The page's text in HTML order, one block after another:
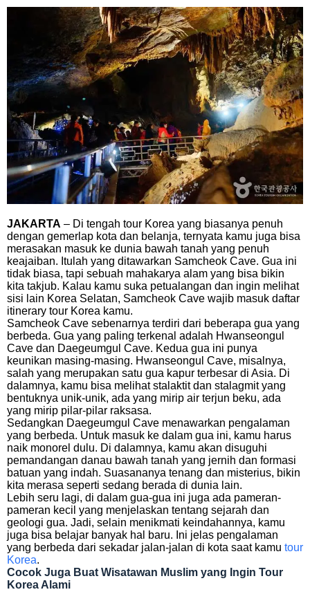
JAKARTA – Di tengah tour Korea yang biasanya penuh
dengan gemerlap kota dan belanja, ternyata kamu juga bisa
merasakan masuk ke dunia bawah tanah yang penuh
keajaiban. Itulah yang ditawarkan Samcheok Cave. Gua ini
tidak biasa, tapi sebuah mahakarya alam yang bisa bikin
kita takjub. Kalau kamu suka petualangan dan ingin melihat
sisi lain Korea Selatan, Samcheok Cave wajib masuk daftar
itinerary tour Korea kamu.
Samcheok Cave sebenarnya terdiri dari beberapa gua yang
berbeda. Gua yang paling terkenal adalah Hwanseongul
Cave dan Daegeumgul Cave. Kedua gua ini punya
keunikan masing-masing. Hwanseongul Cave, misalnya,
salah yang merupakan satu gua kapur terbesar di Asia. Di
dalamnya, kamu bisa melihat stalaktit dan stalagmit yang
bentuknya unik-unik, ada yang mirip air terjun beku, ada
yang mirip pilar-pilar raksasa.
Sedangkan Daegeumgul Cave menawarkan pengalaman
yang berbeda. Untuk masuk ke dalam gua ini, kamu harus
naik monorel dulu. Di dalamnya, kamu akan disuguhi
pemandangan danau bawah tanah yang jernih dan formasi
batuan yang indah. Suasananya tenang dan misterius, bikin
kita merasa seperti sedang berada di dunia lain.
Lebih seru lagi, di dalam gua-gua ini juga ada pameran-
pameran kecil yang menjelaskan tentang sejarah dan
geologi gua. Jadi, selain menikmati keindahannya, kamu
juga bisa belajar banyak hal baru. Ini jelas pengalaman
yang berbeda dari sekadar jalan-jalan di kota saat kamu tour
Korea.
Cocok Juga Buat Wisatawan Muslim yang Ingin Tour
Korea Alami